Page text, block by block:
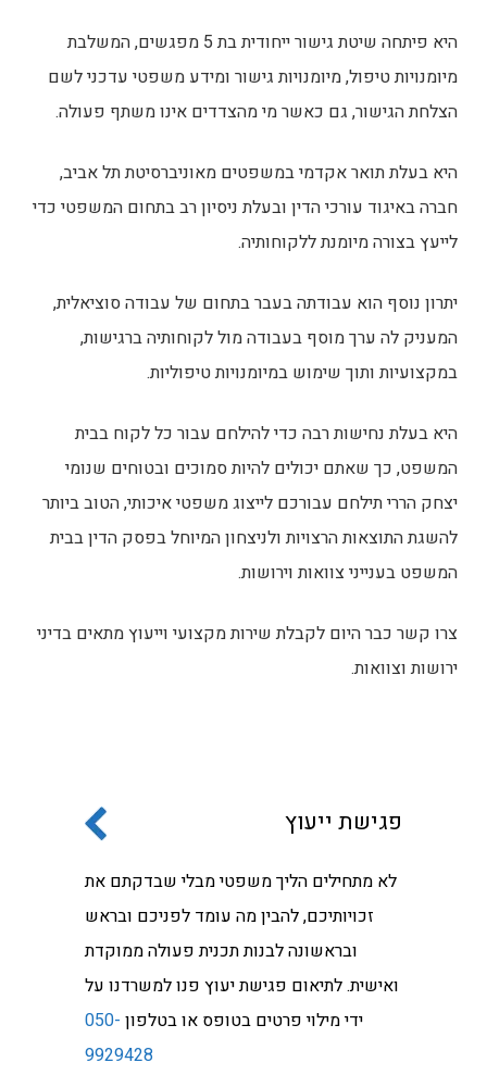
היא פיתחה שיטת גישור ייחודית בת 5 מפגשים, המשלבת
מיומנויות טיפול, מיומנויות גישור ומידע משפטי עדכני לשם
הצלחת הגישור, גם כאשר מי מהצדדים אינו משתף פעולה.
היא בעלת תואר אקדמי במשפטים מאוניברסיטת תל אביב,
חברה באיגוד עורכי הדין ובעלת ניסיון רב בתחום המשפטי כדי
לייעץ בצורה מיומנת ללקוחותיה.
יתרון נוסף הוא עבודתה בעבר בתחום של עבודה סוציאלית,
המעניק לה ערך מוסף בעבודה מול לקוחותיה ברגישות,
במקצועיות ותוך שימוש במיומנויות טיפוליות.
היא בעלת נחישות רבה כדי להילחם עבור כל לקוח בבית
המשפט, כך שאתם יכולים להיות סמוכים ובטוחים שנומי
יצחק הררי תילחם עבורכם לייצוג משפטי איכותי, הטוב ביותר
להשגת התוצאות הרצויות ולניצחון המיוחל בפסק הדין בבית
המשפט בענייני צוואות וירושות.
צרו קשר כבר היום לקבלת שירות מקצועי וייעוץ מתאים בדיני
ירושות וצוואות.
פגישת ייעוץ
לא מתחילים הליך משפטי מבלי שבדקתם את
זכויותיכם, להבין מה עומד לפניכם ובראש
ובראשונה לבנות תכנית פעולה ממוקדת
ואישית. לתיאום פגישת יעוץ פנו למשרדנו על
ידי מילוי פרטים בטופס או בטלפון 050-
9929428